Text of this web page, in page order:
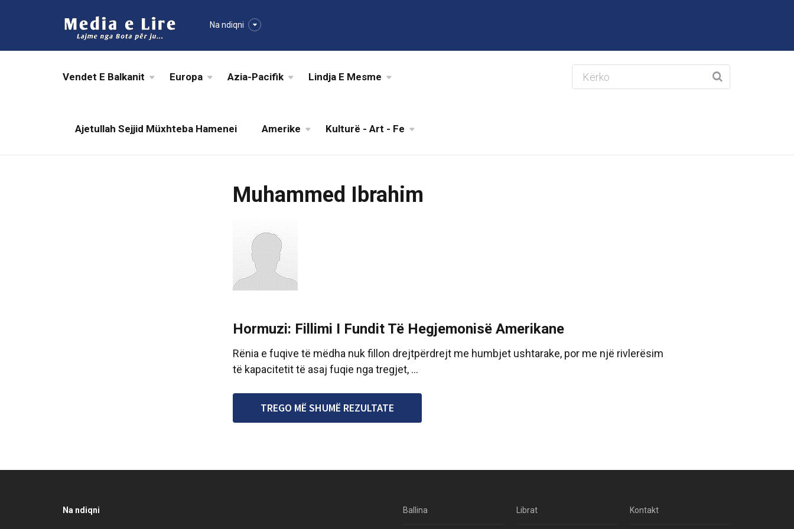
Na ndiqni
Vendet E Balkanit Europa Azia-Pacifik Lindja E Mesme
Ajetullah Sejjid Müxhteba Hamenei Amerike Kulturë - Art - Fe
Muhammed Ibrahim
Hormuzi: Fillimi I Fundit Të Hegjemonisë Amerikane
Rënia e fuqive të mëdha nuk fillon drejtpërdrejt me humbjet ushtarake, por me një rivlerësim
të kapacitetit të asaj fuqie nga tregjet, ...
TREGO MË SHUMË REZULTATE
Na ndiqni Ballina Librat Kontakt